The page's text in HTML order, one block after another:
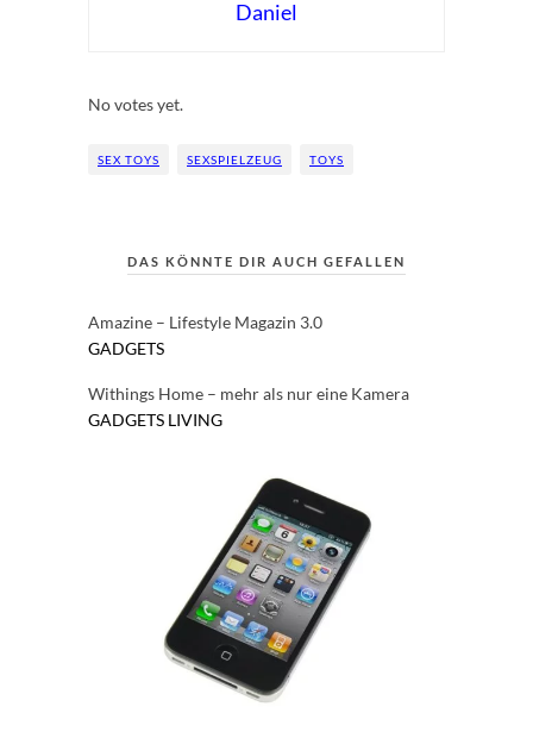
Daniel
No votes yet.
SEX TOYS SEXSPIELZEUG TOYS
DAS KÖNNTE DIR AUCH GEFALLEN
Amazine – Lifestyle Magazin 3.0
GADGETS
Withings Home – mehr als nur eine Kamera
GADGETS LIVING